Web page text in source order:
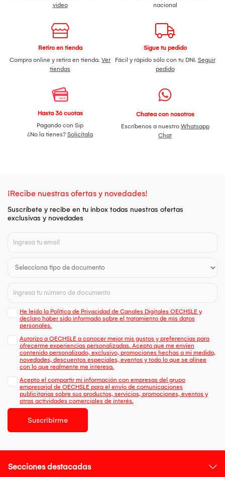
video
nacional
Retiro en tienda
Compra online y retira en tienda. Ver
tiendas
Sigue tu pedido
Fácil y rápido sólo con tu DNI. Seguir
pedido
Hasta 36 cuotas
Pagando con Sip
¿No la tienes? Solicítala
Chatea con nosotros
Escríbenos a nuestro Whatsapp
Chat
¡Recibe nuestras ofertas y novedades!
Suscríbete y recibe en tu inbox todas nuestras ofertas
exclusivas y novedades
He leído la Política de Privacidad de Canales Digitales OECHSLE y
declaro haber sido informado sobre el tratamiento de mis datos
personales.
Autorizo a OECHSLE a conocer mejor mis gustos y preferencias para
ofrecerme experiencias personalizadas. Acepto que me envien
contenido personalizado, exclusivo, promociones hechas a mi medida,
novedades, descuentos especiales, eventos y todo lo que se alinee
con lo que realmente me interesa.
Acepto el compartir mi información con empresas del grupo
empresarial de OECHSLE para el envío de comunicaciones
publicitarias sobre sus productos, servicios, promociones, eventos y
otras actividades comerciales de interés.
Suscribirme
Secciones destacadas